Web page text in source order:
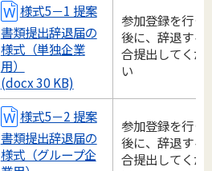
様式5－1 提案
書類提出辞退届の
様式（単独企業
用）
(docx 30 KB)
参加登録を行っ
後に、辞退する
合提出してくだ
い
様式5－2 提案
書類提出辞退届の
様式（グループ企
参加登録を行っ
後に、辞退する
合提出してくだ